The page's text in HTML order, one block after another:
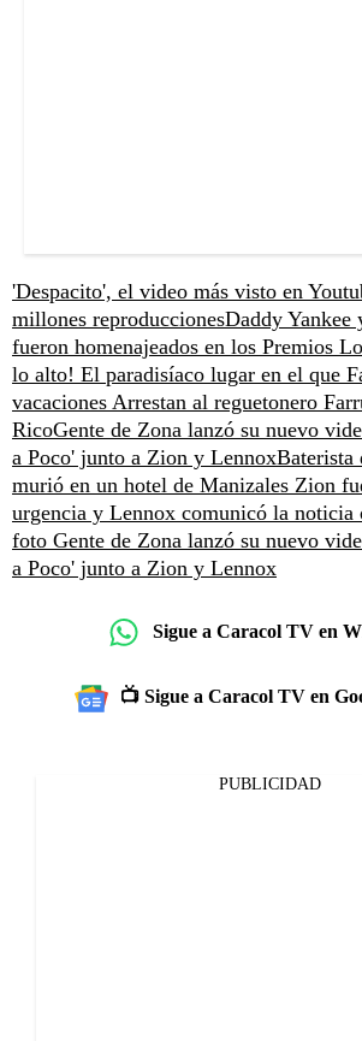
'Despacito', el video más visto en
millones reproduccionesDaddy Yankee
fueron homenajeados en los Premios
lo alto! El paradisíaco lugar en el que
vacaciones Arrestan al reguetonero
RicoGente de Zona lanzó su nuevo
a Poco' junto a Zion y LennoxBaterista
murió en un hotel de Manizales Zion
urgencia y Lennox comunicó la noticia
foto Gente de Zona lanzó su nuevo
a Poco' junto a Zion y Lennox
Sigue a Caracol TV en
📺 Sigue a Caracol TV en
PUBLICIDAD